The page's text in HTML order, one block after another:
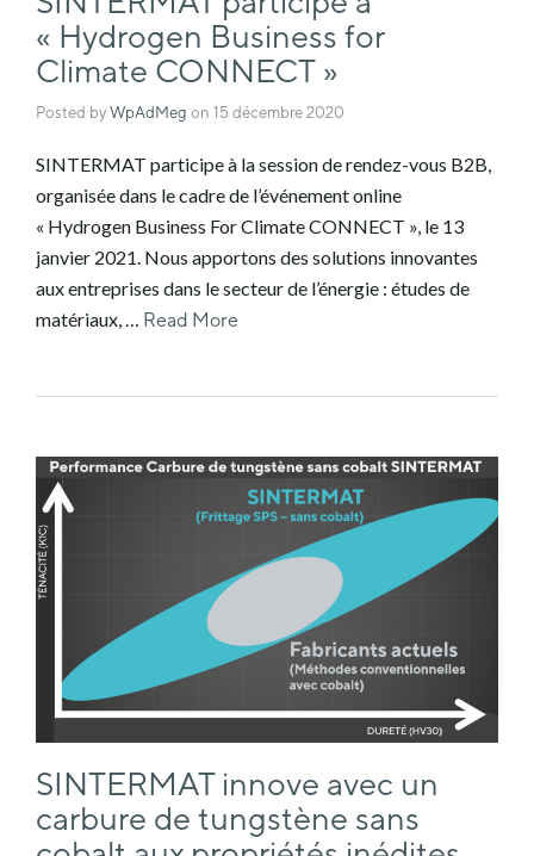
« Hydrogen Business for
Climate CONNECT »
Posted by WpAdMeg on 15 décembre 2020
SINTERMAT participe à la session de rendez-vous B2B,
organisée dans le cadre de l’événement online
« Hydrogen Business For Climate CONNECT », le 13
janvier 2021. Nous apportons des solutions innovantes
aux entreprises dans le secteur de l’énergie : études de
matériaux, … Read More
SINTERMAT innove avec un
carbure de tungstène sans